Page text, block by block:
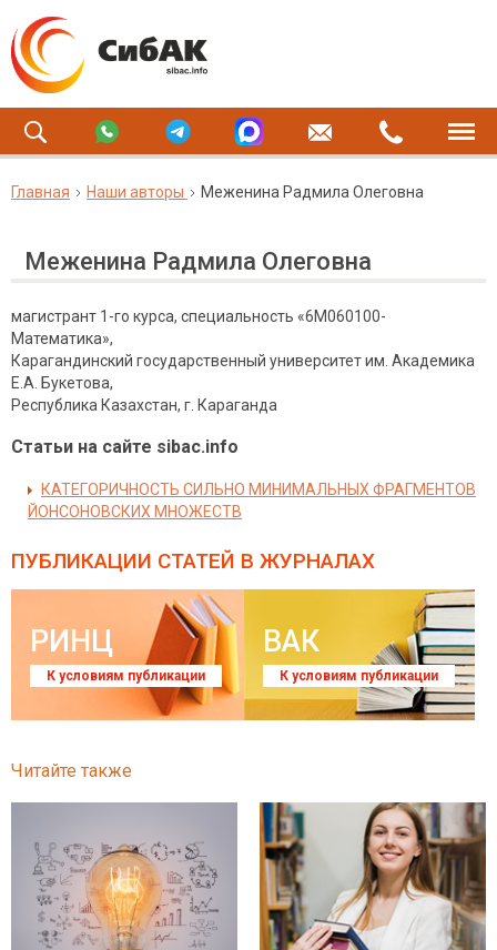
Главная Наши авторы Меженина Радмила Олеговна
Меженина Радмила Олеговна
магистрант 1-го курса, специальность «6М060100-
Математика»,
Карагандинский государственный университет им. Академика
Е.А. Букетова,
Республика Казахстан, г. Караганда
Статьи на сайте sibac.info
КАТЕГОРИЧНОСТЬ СИЛЬНО МИНИМАЛЬНЫХ ФРАГМЕНТОВ
ЙОНСОНОВСКИХ МНОЖЕСТВ
ПУБЛИКАЦИИ СТАТЕЙ В ЖУРНАЛАХ
РИНЦ
К условиям публикации
ВАК
К условиям публикации
Читайте также